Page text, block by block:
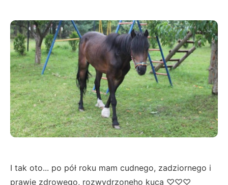
I tak oto... po pół roku mam cudnego, zadziornego i
prawie zdrowego, rozwydrzoneho kuca ♡♡♡